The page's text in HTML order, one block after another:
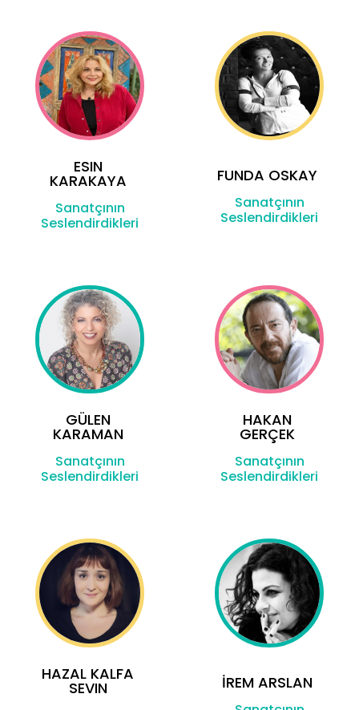
ESIN
KARAKAYA
Sanatçının
Seslendirdikleri
FUNDA OSKAY
Sanatçının
Seslendirdikleri
GÜLEN
KARAMAN
Sanatçının
Seslendirdikleri
HAKAN
GERÇEK
Sanatçının
Seslendirdikleri
HAZAL KALFA
SEVIN İREM ARSLAN